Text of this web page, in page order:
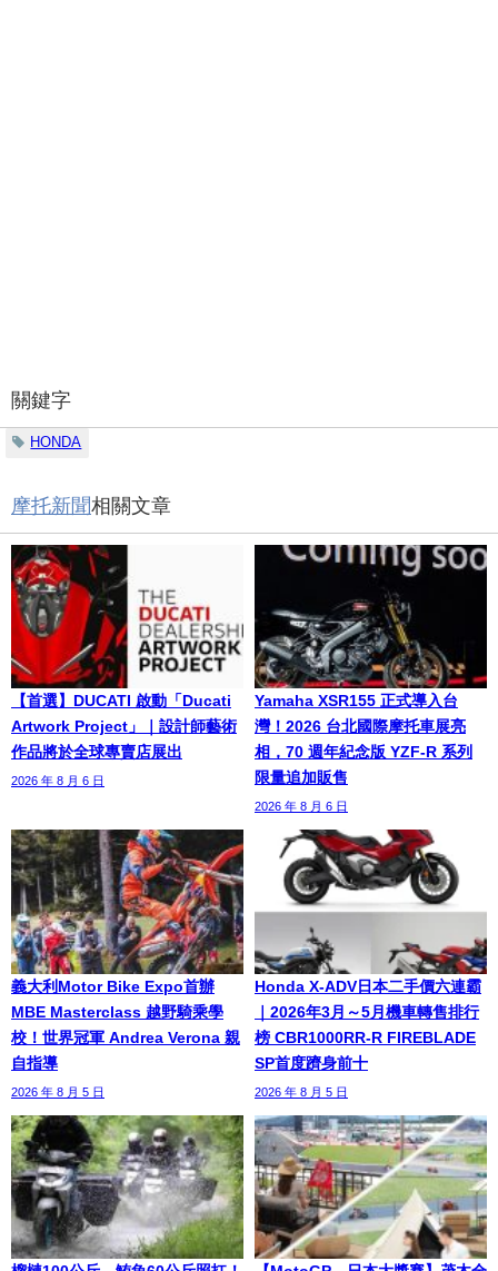
關鍵字
HONDA
摩托新聞相關文章
【首選】DUCATI 啟動「Ducati
Artwork Project」｜設計師藝術
作品將於全球專賣店展出
2026 年 8 月 6 日
Yamaha XSR155 正式導入台
灣！2026 台北國際摩托車展亮
相，70 週年紀念版 YZF-R 系列
限量追加販售
2026 年 8 月 6 日
義大利Motor Bike Expo首辦
MBE Masterclass 越野騎乘學
校！世界冠軍 Andrea Verona 親
自指導
2026 年 8 月 5 日
Honda X-ADV日本二手價六連霸
｜2026年3月～5月機車轉售排行
榜 CBR1000RR-R FIREBLADE
SP首度躋身前十
2026 年 8 月 5 日